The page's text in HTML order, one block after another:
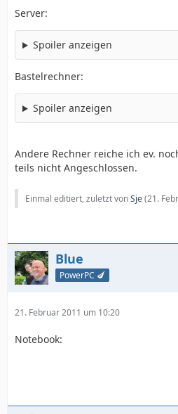
Server:
Spoiler anzeigen
Bastelrechner:
Spoiler anzeigen
Andere Rechner reiche ich ev.
teils nicht Angeschlossen.
Einmal editiert, zuletzt vonSje(21.
Blue
PowerPC 🍆
21. Februar 2011 um 10:20
Notebook: